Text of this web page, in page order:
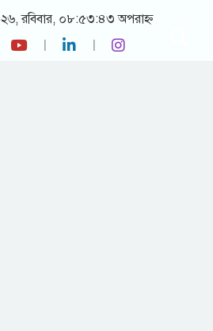
রবিবার, ০৮:৫৩:৪৩ অপরাহ্ন